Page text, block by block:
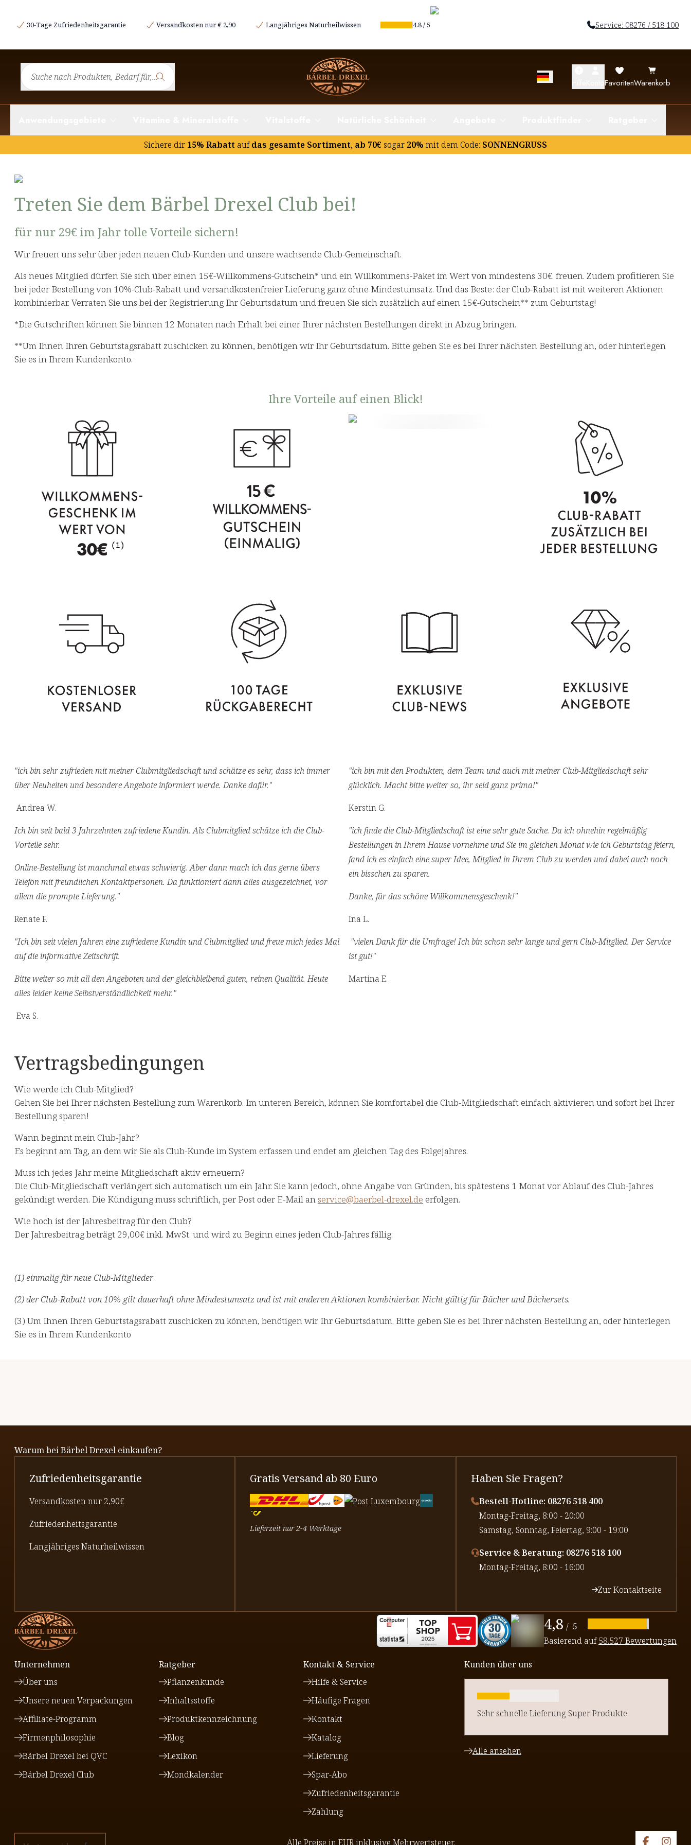
30-Tage Zufriedenheitsgarantie Versandkosten nur € 2,90 Langjähriges Naturheilwissen 4.8/5 Service: 08276 / 518 100
FavoritenWarenkorb
Sichere dir 15% Rabatt aufdas gesamte Sortiment, ab 70€ sogar 20% mit dem Code: SONNENGRUSS
Treten Sie dem Bärbel Drexel Club bei!
für nur 29€ im Jahr tolle Vorteile sichern!
Wir freuen uns sehr über jeden neuen Club-Kunden und unsere wachsende Club-Gemeinschaft.
Als neues Mitglied dürfen Sie sich über einen 15€-Willkommens-Gutschein* und ein Willkommens-Paket im Wert von mindestens 30€. freuen. Zudem profitieren Sie
bei jeder Bestellung von 10%-Club-Rabatt und versandkostenfreier Lieferung ganz ohne Mindestumsatz. Und das Beste: der Club-Rabatt ist mit weiteren Aktionen
kombinierbar. Verraten Sie uns bei der Registrierung Ihr Geburtsdatum und freuen Sie sich zusätzlich auf einen 15€-Gutschein** zum Geburtstag!
*Die Gutschriften können Sie binnen 12 Monaten nach Erhalt bei einer Ihrer nächsten Bestellungen direkt in Abzug bringen.
**Um Ihnen Ihren Geburtstagsrabatt zuschicken zu können, benötigen wir Ihr Geburtsdatum. Bitte geben Sie es bei Ihrer nächsten Bestellung an, oder hinterlegen
Sie es in Ihrem Kundenkonto.
Ihre Vorteile auf einen Blick!
"ich bin sehr zufrieden mit meiner Clubmitgliedschaft und schätze es sehr, dass ich immer
über Neuheiten und besondere Angebote informiert werde. Danke dafür."
Andrea W.
Ich bin seit bald 3 Jahrzehnten zufriedene Kundin. Als Clubmitglied schätze ich die Club-
Vorteile sehr.
Online-Bestellung ist manchmal etwas schwierig. Aber dann mach ich das gerne übers
Telefon mit freundlichen Kontaktpersonen. Da funktioniert dann alles ausgezeichnet, vor
allem die prompte Lieferung."
Renate F.
"Ich bin seit vielen Jahren eine zufriedene Kundin und Clubmitglied und freue mich jedes Mal
auf die informative Zeitschrift.
Bitte weiter so mit all den Angeboten und der gleichbleibend guten, reinen Qualität. Heute
alles leider keine Selbstverständlichkeit mehr."
Eva S.
"ich bin mit den Produkten, dem Team und auch mit meiner Club-Mitgliedschaft sehr
glücklich. Macht bitte weiter so, ihr seid ganz prima!"
Kerstin G.
"ich finde die Club-Mitgliedschaft ist eine sehr gute Sache. Da ich ohnehin regelmäßig
Bestellungen in Ihrem Hause vornehme und Sie im gleichen Monat wie ich Geburtstag feiern,
fand ich es einfach eine super Idee, Mitglied in Ihrem Club zu werden und dabei auch noch
ein bisschen zu sparen.
Danke, für das schöne Willkommensgeschenk!"
Ina L.
"vielen Dank für die Umfrage! Ich bin schon sehr lange und gern Club-Mitglied. Der Service
ist gut!"
Martina E.
Vertragsbedingungen
Wie werde ich Club-Mitglied?
Gehen Sie bei Ihrer nächsten Bestellung zum Warenkorb. Im unteren Bereich, können Sie komfortabel die Club-Mitgliedschaft einfach aktivieren​ und sofort bei Ihrer
Bestellung sparen!
Wann beginnt mein Club-Jahr?
⁠Es beginnt am Tag, an dem wir Sie als Club-Kunde im System erfassen und endet am gleichen Tag des Folgejahres.​
Muss ich jedes Jahr meine Mitgliedschaft aktiv erneuern?
⁠Die Club-Mitgliedschaft verlängert sich automatisch um ein Jahr. Sie kann jedoch, ohne Angabe von Gründen, bis spätestens 1 Monat vor Ablauf des Club-Jahres
gekündigt werden. Die Kündigung muss schriftlich, per Post oder E-Mail an service@baerbel-drexel.de erfolgen.​
Wie hoch ist der Jahresbeitrag für den Club?
⁠Der Jahresbeitrag beträgt 29,00€ inkl. MwSt. und wird zu Beginn eines jeden Club-Jahres fällig.
(1) einmalig für neue Club-Mitglieder​
(2) der Club-Rabatt von 10% gilt dauerhaft ohne Mindestumsatz und ist mit anderen Aktionen kombinierbar. Nicht gültig für Bücher und Büchersets.​
(3) Um Ihnen Ihren Geburtstagsrabatt zuschicken zu können, benötigen wir Ihr Geburtsdatum. Bitte geben Sie es bei Ihrer nächsten Bestellung an, oder hinterlegen
Sie es in Ihrem Kundenkonto
Warum bei Bärbel Drexel einkaufen?
Zufriedenheitsgarantie
Versandkosten nur 2,90€
Zufriedenheitsgarantie
Langjähriges Naturheilwissen
Gratis Versand ab 80 Euro
Lieferzeit nur 2-4 Werktage
Haben Sie Fragen?
Bestell-Hotline: 08276 518 400
⁠Montag-Freitag, 8:00 - 20:00
⁠Samstag, Sonntag, Feiertag, 9:00 - 19:00
Service & Beratung: 08276 518 100
⁠Montag-Freitag, 8:00 - 16:00
Zur Kontaktseite
4,8 / 5
Basierend auf58.527 Bewertungen
Unternehmen
Über uns
Unsere neuen Verpackungen
Affiliate-Programm
Firmenphilosophie
Bärbel Drexel bei QVC
Bärbel Drexel Club
Ratgeber
Pflanzenkunde
Inhaltsstoffe
Produktkennzeichnung
Blog
Lexikon
Mondkalender
Kontakt & Service
Hilfe & Service
Häufige Fragen
Kontakt
Katalog
Lieferung
Spar-Abo
Zufriedenheitsgarantie
Zahlung
Kunden über uns
Sehr schnelle Lieferung Super Produkte
Alle ansehen
Alle Preise in EUR inklusive Mehrwertsteuer.